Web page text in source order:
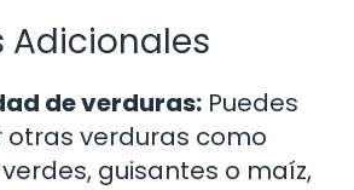
Adicionales
de verduras: Puedes
otras verduras como
guisantes o maíz,